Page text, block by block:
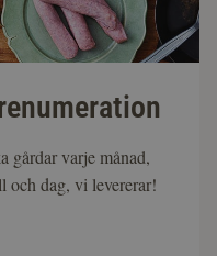
gårdar varje månad,
och dag, vi levererar!